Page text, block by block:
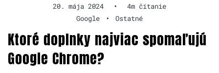
20. mája 2024 •
4m čítanie
Google
• Ostatné
Ktoré doplnky najviac spomaľujú
Google Chrome?